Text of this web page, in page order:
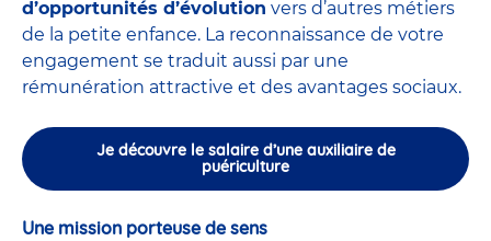
d’opportunités d’évolution vers d’autres métiers
de la petite enfance. La reconnaissance de votre
engagement se traduit aussi par une
rémunération attractive et des avantages sociaux.
Je découvre le salaire d’une auxiliaire de
puériculture
Une mission porteuse de sens